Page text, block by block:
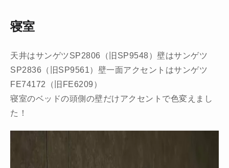
寝室
天井はサンゲツSP2806（旧SP9548）壁はサンゲツ
SP2836（旧SP9561）壁一面アクセントはサンゲツ
FE74172（旧FE6209）
寝室のベッドの頭側の壁だけアクセントで色変えまし
た！